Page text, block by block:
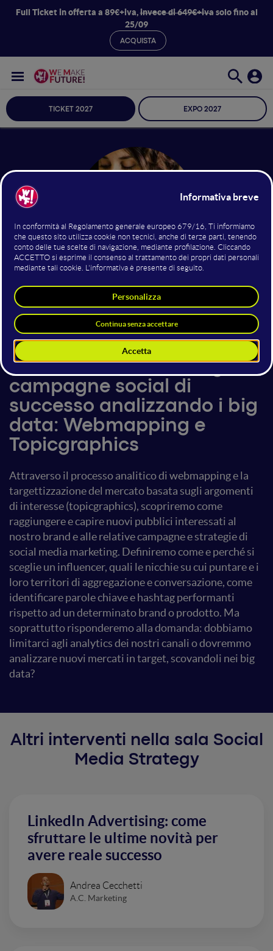
Full Ticket in offerta a 89€+iva,invece di 649€+ivasolo fino al
25/09
ACQUISTA
TICKET 2027 EXPO 2027
23 giugno 201720:15 - 20:55
Social Media Strategy
Come costruire strategie e
campagne social di
successo analizzando i big
data: Webmapping e
Topicgraphics
Attraverso il processo analitico di webmapping e la
targettizzazione del mercato basata sugli argomenti
di interesse (topicgraphics), scopriremo come
raggiungere e capire nuovi pubblici interessati al
nostro brand e alle relative campagne e strategie di
social media marketing. Definiremo come e perché si
sceglie un influencer, quali le nicchie su cui puntare e i
loro territori di aggregazione e conversazione, come
identificare parole chiave e hashtag performanti
rispetto ad un determinato brand o prodotto. Ma
soprattutto risponderemo alla domanda: dobbiamo
limitarci agli analytics dei nostri canali o dovremmo
analizzare nuovi mercati in target, scovandoli nei big
data?
Altri interventi nella sala Social
Media Strategy
LinkedIn Advertising: come
sfruttare le ultime novità per
avere reale successo
Andrea Cecchetti
A.C. Marketing